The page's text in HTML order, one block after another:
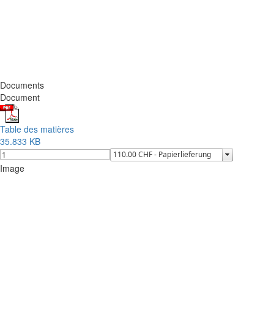
Documents
Document
Table des matières
35.833 KB
Image